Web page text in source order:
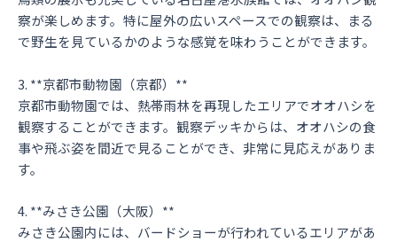
察が楽しめます。特に屋外の広いスペースでの観察は、まる
で野生を見ているかのような感覚を味わうことができます。
3. **京都市動物園（京都）**
京都市動物園では、熱帯雨林を再現したエリアでオオハシを
観察することができます。観察デッキからは、オオハシの食
事や飛ぶ姿を間近で見ることができ、非常に見応えがありま
す。
4. **みさき公園（大阪）**
みさき公園内には、バードショーが行われているエリアがあ